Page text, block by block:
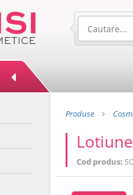
Produse
Cod produs: